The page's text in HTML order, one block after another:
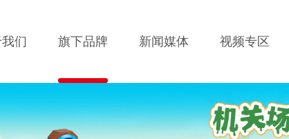
们 旗下品牌 新闻媒体 视频专区